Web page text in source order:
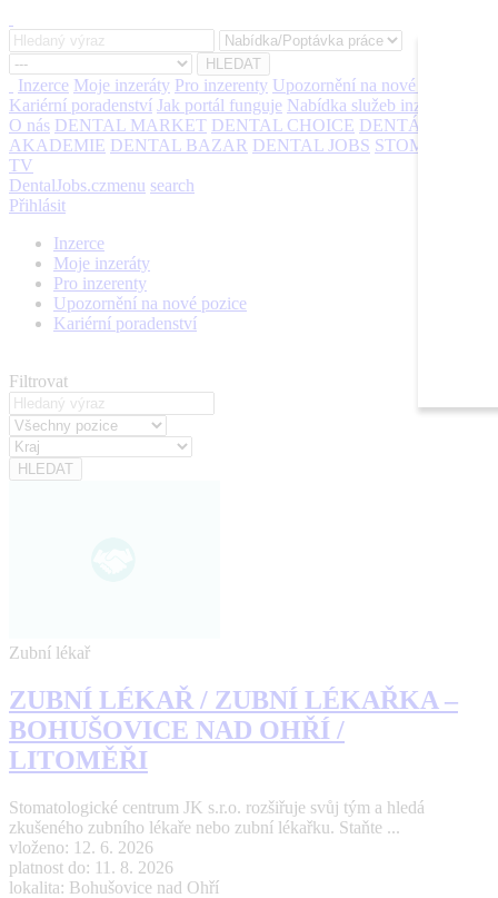
Inzerce Moje inzeráty Pro inzerenty Upozornění na nové pozice
Kariérní poradenství Jak portál funguje Nabídka služeb inzerentům
O nás DENTAL MARKET DENTAL CHOICE DENTÁLNÍ
AKADEMIE DENTAL BAZAR DENTAL JOBS STOMATEAM
TV
DentalJobs.czmenu search
Přihlásit
Inzerce
Moje inzeráty
Pro inzerenty
Upozornění na nové pozice
Kariérní poradenství
Filtrovat
Zubní lékař
ZUBNÍ LÉKAŘ / ZUBNÍ LÉKAŘKA –
BOHUŠOVICE NAD OHŘÍ /
LITOMĚŘI
Stomatologické centrum JK s.r.o. rozšiřuje svůj tým a hledá
zkušeného zubního lékaře nebo zubní lékařku. Staňte ...
vloženo: 12. 6. 2026
platnost do: 11. 8. 2026
lokalita: Bohušovice nad Ohří